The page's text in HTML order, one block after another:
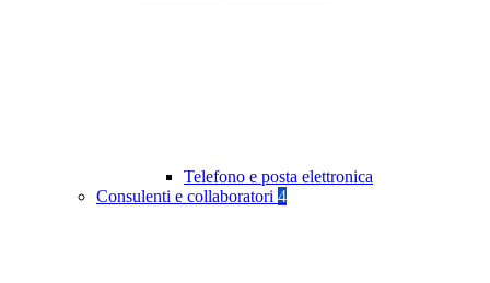
Telefono e posta elettronica
Consulenti e collaboratori 4